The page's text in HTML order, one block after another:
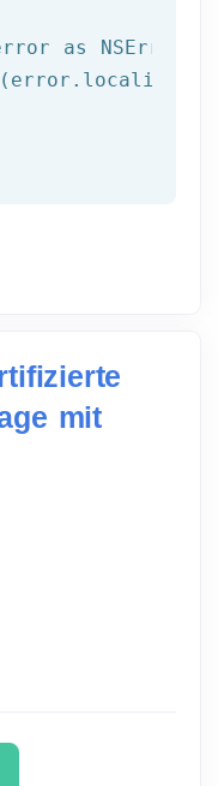
as NSError {
mit